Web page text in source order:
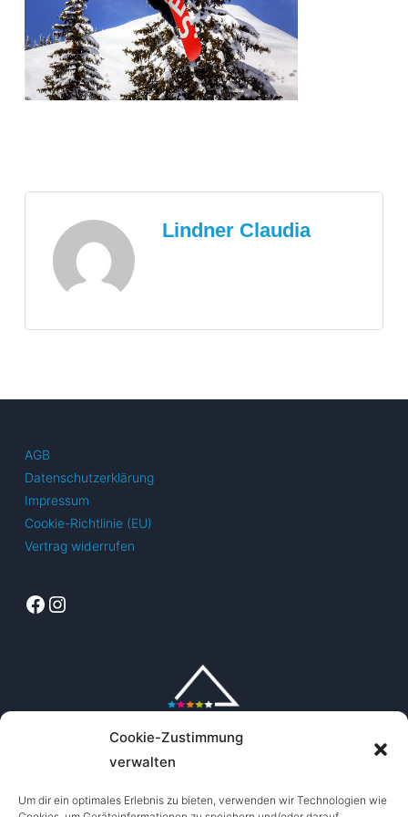
Cookie-Zustimmung
verwalten
Um dir ein optimales Erlebnis zu bieten, verwenden wir Technologien wie
Lindner Claudia
AGB
Datenschutzerklärung
Impressum
Cookie-Richtlinie (EU)
Vertrag widerrufen
Facebook
Instagram